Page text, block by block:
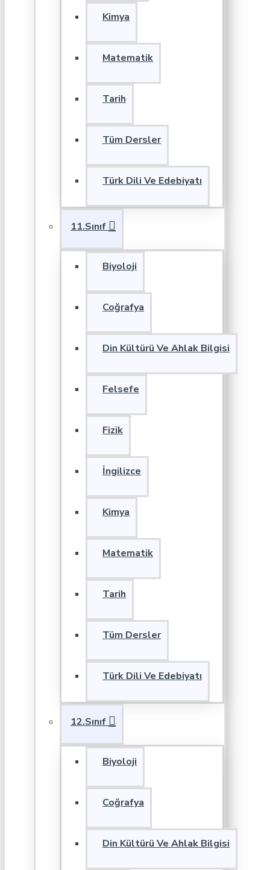
Kimya
Matematik
Tarih
Tüm Dersler
Türk Dili Ve Edebiyatı
11.Sınıf
Biyoloji
Coğrafya
Din Kültürü Ve Ahlak Bilgisi
Felsefe
Fizik
İngilizce
Kimya
Matematik
Tarih
Tüm Dersler
Türk Dili Ve Edebiyatı
12.Sınıf
Biyoloji
Coğrafya
Din Kültürü Ve Ahlak Bilgisi